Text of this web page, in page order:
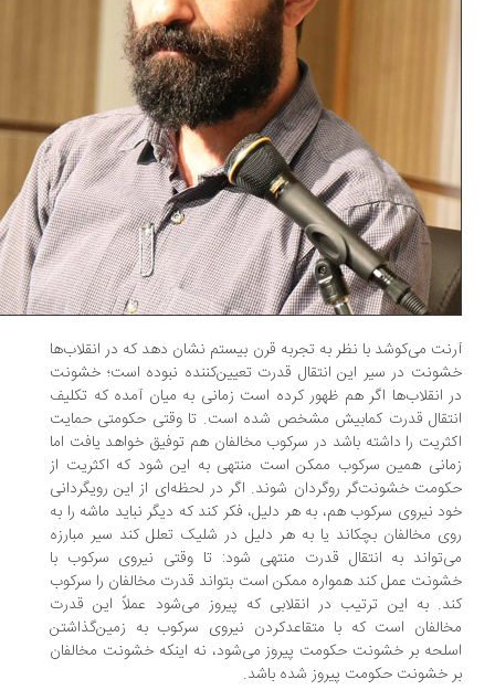
می‌کوشد با نظر به تجربه قرن بیستم نشان دهد که در انقلاب‌ها
در سیر این انتقال قدرت تعیین‌کننده نبوده است؛ خشونت
انقلاب‌ها اگر هم ظهور کرده است زمانی به میان آمده که تکلیف
قدرت کمابیش مشخص شده است. تا وقتی حکومتی حمایت
را داشته باشد در سرکوب مخالفان هم توفیق خواهد یافت اما
همین سرکوب ممکن است منتهی به این شود که اکثریت از
خشونت‌گر روگردان شوند. اگر در لحظه‌ای از این رویگردانی
نیروی سرکوب هم، به هر دلیل، فکر کند که دیگر نباید ماشه را به
مخالفان بچکاند یا به هر دلیل در شلیک تعلل کند سیر مبارزه
به انتقال قدرت منتهی شود: تا وقتی نیروی سرکوب با
عمل کند همواره ممکن است بتواند قدرت مخالفان را سرکوب
به این ترتیب در انقلابی که پیروز می‌شود عملاً این قدرت
است که با متقاعدکردن نیروی سرکوب به زمین‌گذاشتن
بر خشونت حکومت پیروز می‌شود، نه اینکه خشونت مخالفان
خشونت حکومت پیروز شده باشد.